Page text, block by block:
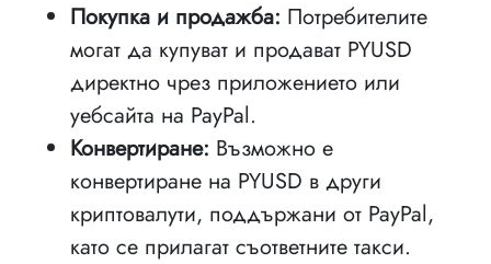
Покупка и продажба: Потребителите
могат да купуват и продават PYUSD
директно чрез приложението или
уебсайта на PayPal.
Конвертиране: Възможно е
конвертиране на PYUSD в други
криптовалути, поддържани от PayPal,
като се прилагат съответните такси.